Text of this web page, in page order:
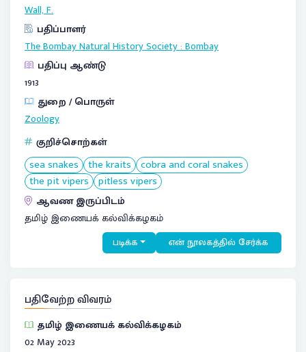
Wall, F.
பதிப்பாளர்
The Bombay Natural History Society:Bombay
பதிப்பு ஆண்டு
1913
துறை / பொருள்
Zoology
குறிச்சொற்கள்
sea snakes the kraits cobra and coral snakes
the pit vipers pitless vipers
ஆவண இருப்பிடம்
தமிழ் இணையக் கல்விக்கழகம்
படிக்க என் நூலகத்தில் சேர்க்க
பதிவேற்ற விவரம்
தமிழ் இணையக் கல்விக்கழகம்
02 May 2023